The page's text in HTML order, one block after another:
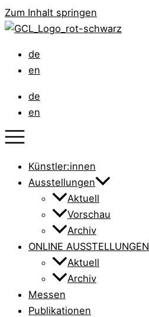
Zum Inhalt springen
de
en
de
en
Künstler:innen
Ausstellungen
Aktuell
Vorschau
Archiv
ONLINE AUSSTELLUNGEN
Aktuell
Archiv
Messen
Publikationen